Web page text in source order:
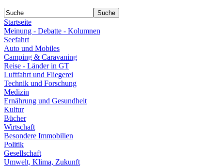
Startseite
Meinung - Debatte - Kolumnen
Seefahrt
Auto und Mobiles
Camping & Caravaning
Reise - Länder in GT
Luftfahrt und Fliegerei
Technik und Forschung
Medizin
Ernährung und Gesundheit
Kultur
Bücher
Wirtschaft
Besondere Immobilien
Politik
Gesellschaft
Umwelt, Klima, Zukunft